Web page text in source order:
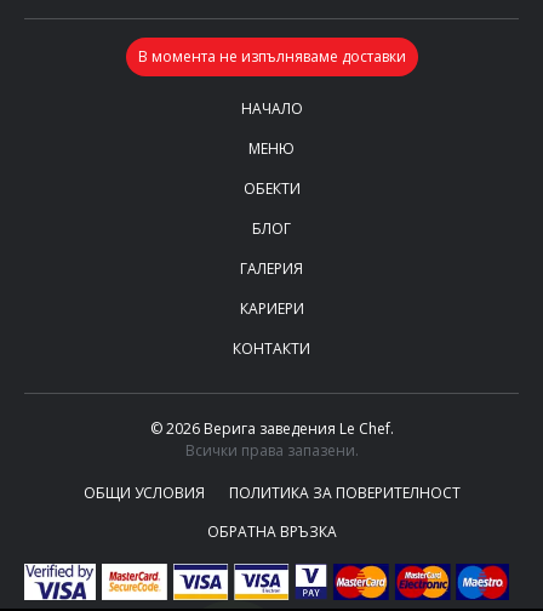
НАЧАЛО
МЕНЮ
ОБЕКТИ
БЛОГ
ГАЛЕРИЯ
КАРИЕРИ
КОНТАКТИ
© 2026 Верига заведения Le Chef.
Всички права запазени.
ОБЩИ УСЛОВИЯ
ПОЛИТИКА ЗА ПОВЕРИТЕЛНОСТ
ОБРАТНА ВРЪЗКА